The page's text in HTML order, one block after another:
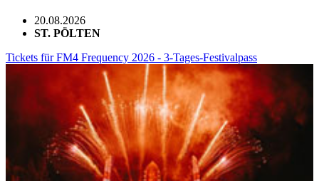
20.08.2026
ST. PÖLTEN
Tickets für FM4 Frequency 2026 - 3-Tages-Festivalpass